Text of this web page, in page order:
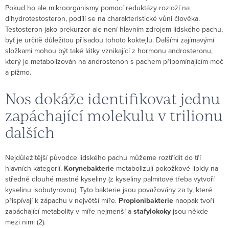
Pokud ho ale mikroorganismy pomocí reduktázy rozloží na
dihydrotestosteron, podílí se na charakteristické vůni člověka.
Testosteron jako prekurzor ale není hlavním zdrojem lidského pachu,
byť je určitě důležitou přísadou tohoto koktejlu. Dalšími zajímavými
složkami mohou být také látky vznikající z hormonu androsteronu,
který je metabolizován na androstenon s pachem připomínajícím moč
a pižmo.
Nos dokáže identifikovat jednu
zapáchající molekulu v trilionu
dalších
Nejdůležitější původce lidského pachu můžeme roztřídit do tří
hlavních kategorií. Korynebakterie metabolizují pokožkové lipidy na
středně dlouhé mastné kyseliny (z kyseliny palmitové třeba vytvoří
kyselinu isobutyrovou). Tyto bakterie jsou považovány za ty, které
přispívají k zápachu v největší míře. Propionibakterie naopak tvoří
zapáchající metabolity v míře nejmenší a stafylokoky jsou někde
mezi nimi (2).